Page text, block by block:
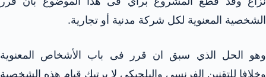
الشخصية المعنوية لكل شركة مدنية أو تجارية.
وهو الحل الذي سبق ان قرر فى باب الأشخاص المعنوية
وخلافا للتقنين الفرنسي والبلجيكي لا يرتبك قيام هذه الشخصية